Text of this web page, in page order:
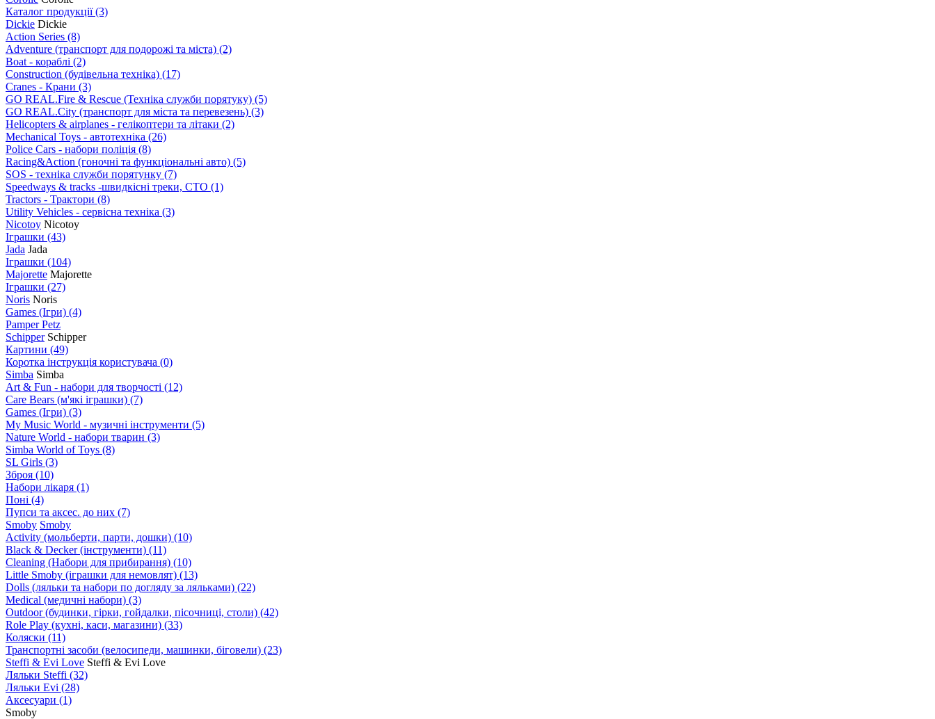
Каталог продукції(3)
Dickie Dickie
Action Series (8)
Adventure (транспорт для подорожі та міста) (2)
Boat - кораблі (2)
Construction (будівельна техніка) (17)
Cranes - Крани (3)
GO REAL.Fire & Rescue (Техніка служби порятуку) (5)
GO REAL.City (транспорт для міста та перевезень) (3)
Helicopters & airplanes - гелікоптери та літаки (2)
Mechanical Toys - автотехніка (26)
Police Cars - набори поліція (8)
Racing&Action (гоночні та функціональні авто) (5)
SOS - техніка служби порятунку (7)
Speedways & tracks -швидкісні треки, СТО (1)
Tractors - Трактори (8)
Utility Vehicles - сервісна техніка (3)
Nicotoy Nicotoy
Іграшки (43)
Jada Jada
Іграшки (104)
Majorette Majorette
Іграшки (27)
Noris Noris
Games (Ігри) (4)
Pamper Petz
Schipper Schipper
Картини (49)
Коротка інструкція користувача (0)
Simba Simba
Art & Fun - набори для творчості (12)
Care Bears (м'які іграшки) (7)
Games (Ігри) (3)
My Music World - музичні інструменти (5)
Nature World - набори тварин (3)
Simba World of Toys (8)
SL Girls (3)
Зброя (10)
Набори лікаря (1)
Поні (4)
Пупси та аксес. до них (7)
Smoby Smoby
Аctivity (мольберти, парти, дошки) (10)
Black & Decker (інструменти) (11)
Cleaning (Набори для прибирання) (10)
Little Smoby (іграшки для немовлят) (13)
Dolls (ляльки та набори по догляду за ляльками) (22)
Medical (медичні набори) (3)
Outdoor (будинки, гірки, гойдалки, пісочниці, столи) (42)
Role Play (кухні, каси, магазини) (33)
Коляски (11)
Транспортні засоби (велосипеди, машинки, біговели) (23)
Steffi & Evi Love Steffi & Evi Love
Ляльки Steffi (32)
Ляльки Evi (28)
Аксесуари (1)
Smoby